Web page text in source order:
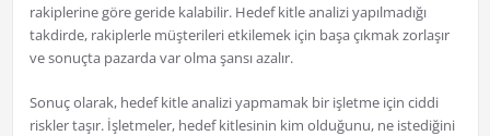
rakiplerine göre geride kalabilir. Hedef kitle analizi yapılmadığı
takdirde, rakiplerle müşterileri etkilemek için başa çıkmak zorlaşır
ve sonuçta pazarda var olma şansı azalır.
Sonuç olarak, hedef kitle analizi yapmamak bir işletme için ciddi
riskler taşır. İşletmeler, hedef kitlesinin kim olduğunu, ne istediğini